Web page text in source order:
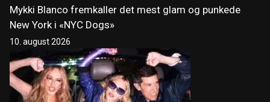
Mykki Blanco fremkaller det mest glam og punkede
New York i «NYC Dogs»
10. august 2026